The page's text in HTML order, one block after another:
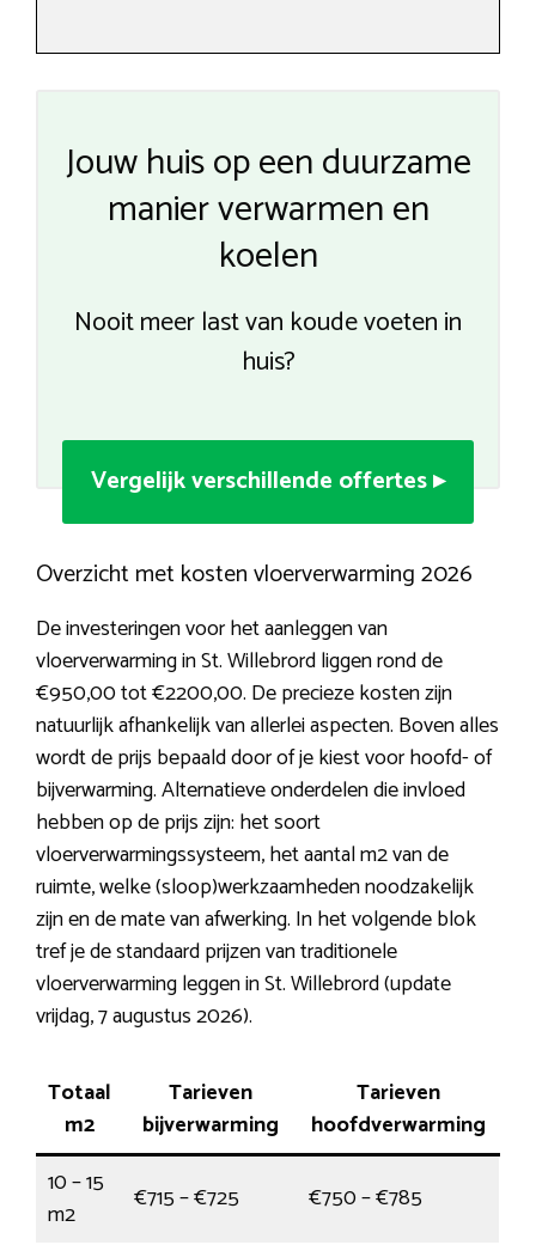
Jouw huis op een duurzame
manier verwarmen en
koelen
Nooit meer last van koude voeten in
huis?
Vergelijk verschillende offertes ▸
Overzicht met kosten vloerverwarming 2026
De investeringen voor het aanleggen van
vloerverwarming in St. Willebrord liggen rond de
€950,00 tot €2200,00. De precieze kosten zijn
natuurlijk afhankelijk van allerlei aspecten. Boven alles
wordt de prijs bepaald door of je kiest voor hoofd- of
bijverwarming. Alternatieve onderdelen die invloed
hebben op de prijs zijn: het soort
vloerverwarmingssysteem, het aantal m2 van de
ruimte, welke (sloop)werkzaamheden noodzakelijk
zijn en de mate van afwerking. In het volgende blok
tref je de standaard prijzen van traditionele
vloerverwarming leggen in St. Willebrord (update
vrijdag, 7 augustus 2026).
Totaal
m2
Tarieven
bijverwarming
Tarieven
hoofdverwarming
10 – 15
m2
€715 – €725
€750 – €785